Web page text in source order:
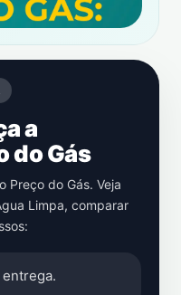
a
do Gás
Preço do Gás. Veja
Limpa, comparar